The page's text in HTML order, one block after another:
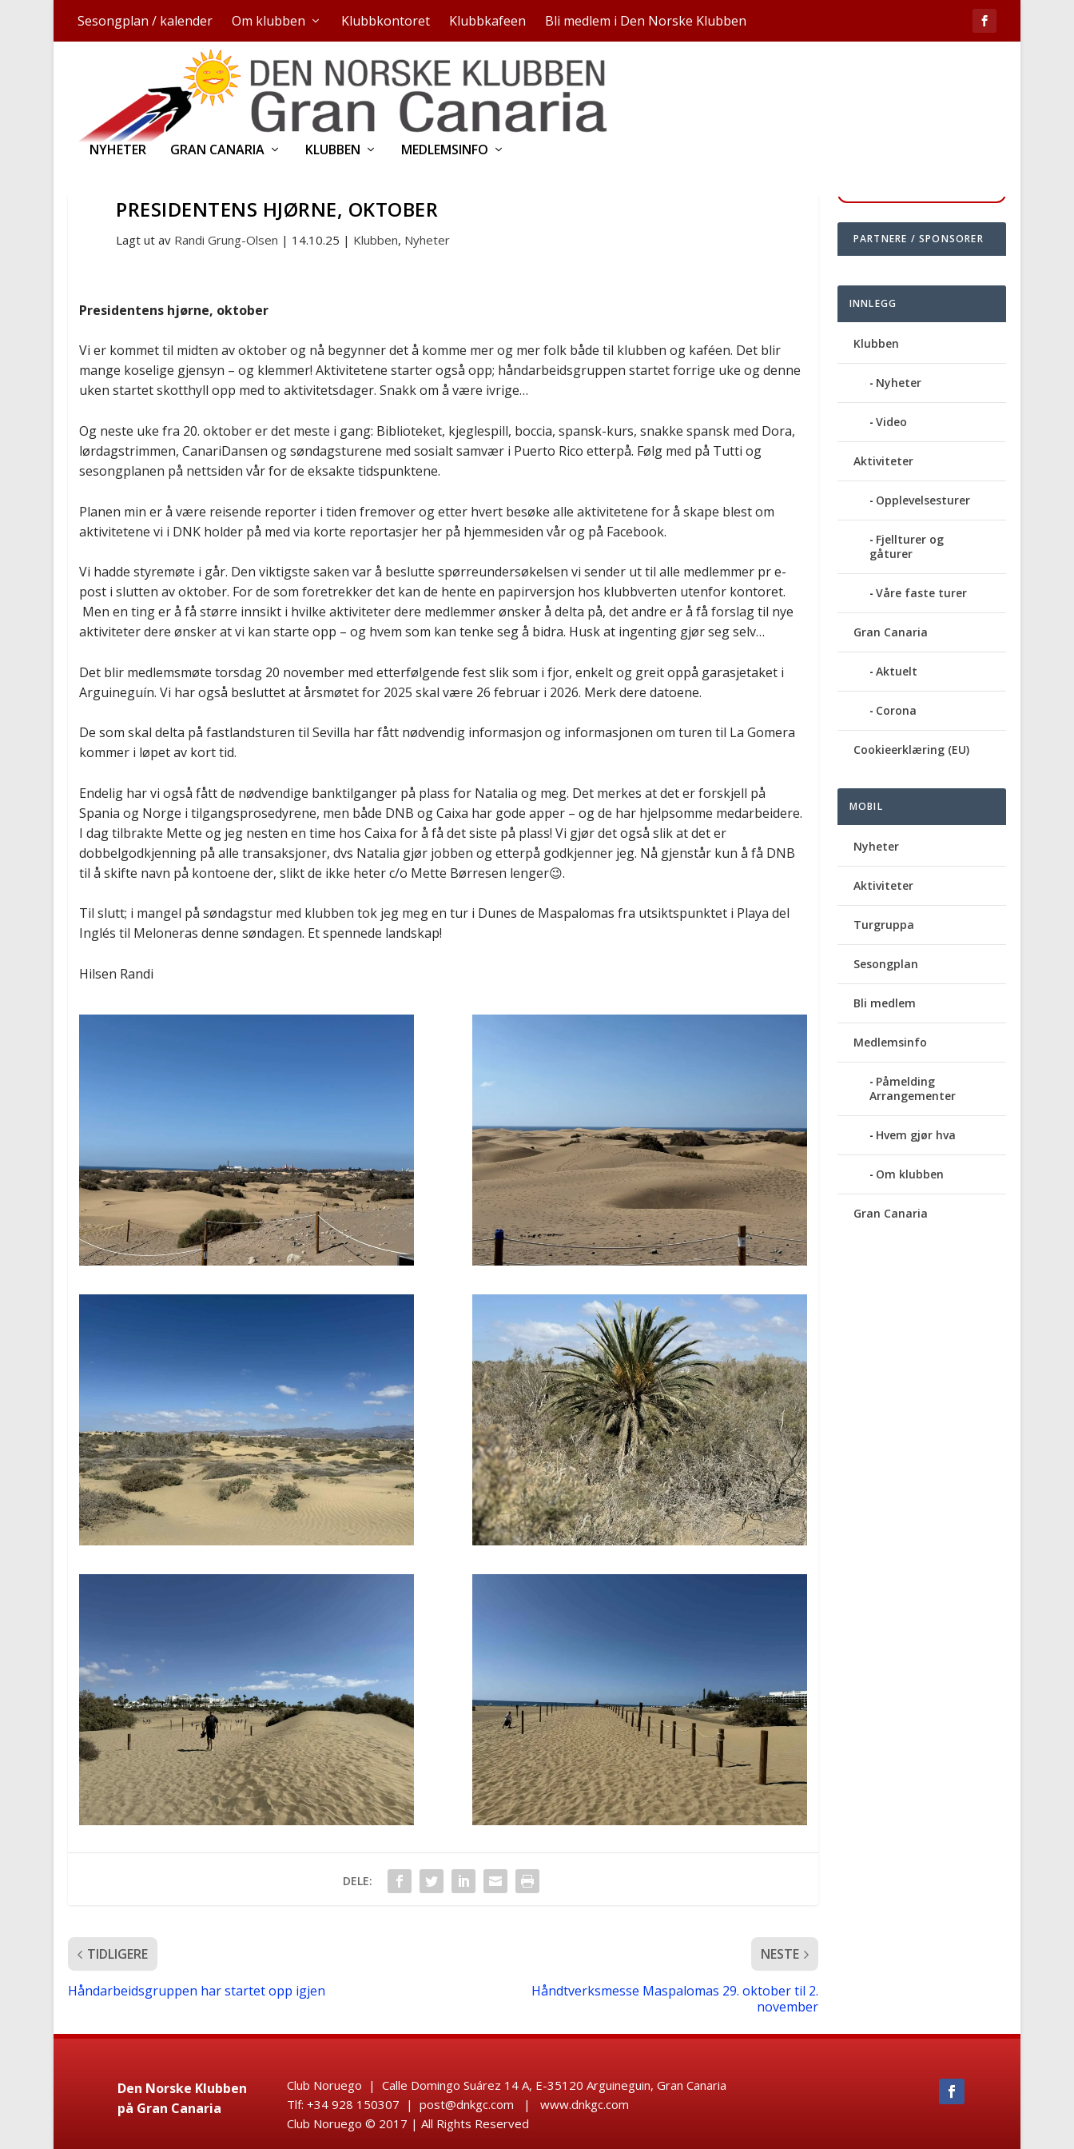
Sesongplan / kalender Om klubben Klubbkontoret Klubbkafeen Bli medlem i Den Norske Klubben
NYHETER GRAN CANARIA KLUBBEN MEDLEMSINFO
PRESIDENTENS HJØRNE, OKTOBER
Lagt ut av Randi Grung-Olsen | 14.10.25 | Klubben, Nyheter
Presidentens hjørne, oktober
Vi er kommet til midten av oktober og nå begynner det å komme mer og mer folk både til klubben og kaféen. Det blir
mange koselige gjensyn – og klemmer! Aktivitetene starter også opp; håndarbeidsgruppen startet forrige uke og denne
uken startet skotthyll opp med to aktivitetsdager. Snakk om å være ivrige…
Og neste uke fra 20. oktober er det meste i gang: Biblioteket, kjeglespill, boccia, spansk-kurs, snakke spansk med Dora,
lørdagstrimmen, CanariDansen og søndagsturene med sosialt samvær i Puerto Rico etterpå. Følg med på Tutti og
sesongplanen på nettsiden vår for de eksakte tidspunktene.
Planen min er å være reisende reporter i tiden fremover og etter hvert besøke alle aktivitetene for å skape blest om
aktivitetene vi i DNK holder på med via korte reportasjer her på hjemmesiden vår og på Facebook.
Vi hadde styremøte i går. Den viktigste saken var å beslutte spørreundersøkelsen vi sender ut til alle medlemmer pr e-
post i slutten av oktober. For de som foretrekker det kan de hente en papirversjon hos klubbverten utenfor kontoret.
Men en ting er å få større innsikt i hvilke aktiviteter dere medlemmer ønsker å delta på, det andre er å få forslag til nye
aktiviteter dere ønsker at vi kan starte opp – og hvem som kan tenke seg å bidra. Husk at ingenting gjør seg selv…
Det blir medlemsmøte torsdag 20 november med etterfølgende fest slik som i fjor, enkelt og greit oppå garasjetaket i
Arguineguín. Vi har også besluttet at årsmøtet for 2025 skal være 26 februar i 2026. Merk dere datoene.
De som skal delta på fastlandsturen til Sevilla har fått nødvendig informasjon og informasjonen om turen til La Gomera
kommer i løpet av kort tid.
Endelig har vi også fått de nødvendige banktilganger på plass for Natalia og meg. Det merkes at det er forskjell på
Spania og Norge i tilgangsprosedyrene, men både DNB og Caixa har gode apper – og de har hjelpsomme medarbeidere.
I dag tilbrakte Mette og jeg nesten en time hos Caixa for å få det siste på plass! Vi gjør det også slik at det er
dobbelgodkjenning på alle transaksjoner, dvs Natalia gjør jobben og etterpå godkjenner jeg. Nå gjenstår kun å få DNB
til å skifte navn på kontoene der, slikt de ikke heter c/o Mette Børresen lenger😉.
Til slutt; i mangel på søndagstur med klubben tok jeg meg en tur i Dunes de Maspalomas fra utsiktspunktet i Playa del
Inglés til Meloneras denne søndagen. Et spennede landskap!
Hilsen Randi
DELE:
TIDLIGERE
Håndarbeidsgruppen har startet opp igjen
NESTE
Håndtverksmesse Maspalomas 29. oktober til 2.
november
PARTNERE / SPONSORER
INNLEGG
Klubben
Nyheter
Video
Aktiviteter
Opplevelsesturer
Fjellturer og
gåturer
Våre faste turer
Gran Canaria
Aktuelt
Corona
Cookieerklæring (EU)
MOBIL
Nyheter
Aktiviteter
Turgruppa
Sesongplan
Bli medlem
Medlemsinfo
Påmelding
Arrangementer
Hvem gjør hva
Om klubben
Gran Canaria
Den Norske Klubben
på Gran Canaria
Club Noruego | Calle Domingo Suárez 14 A, E-35120 Arguineguin, Gran Canaria
Tlf: +34 928 150307 | post@dnkgc.com | www.dnkgc.com
Club Noruego © 2017 | All Rights Reserved